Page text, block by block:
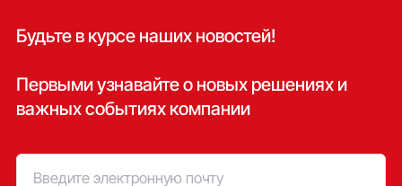
АВР: 2 в 1
Два ввода, один
резерв
секционным
выключателем
Будьте в курсе наших новостей!
Первыми узнавайте о новых решениях и
важных событиях компании